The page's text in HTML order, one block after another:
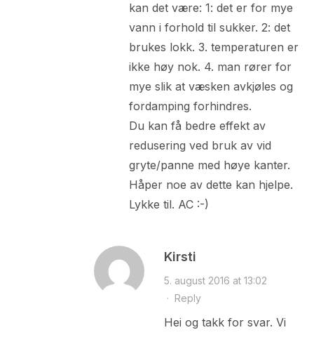
kan det være: 1: det er for mye
vann i forhold til sukker. 2: det
brukes lokk. 3. temperaturen er
ikke høy nok. 4. man rører for
mye slik at væsken avkjøles og
fordamping forhindres.
Du kan få bedre effekt av
redusering ved bruk av vid
gryte/panne med høye kanter.
Håper noe av dette kan hjelpe.
Lykke til. AC :-)
Kirsti
5. august 2016 at 13:02
· Reply
Hei og takk for svar. Vi